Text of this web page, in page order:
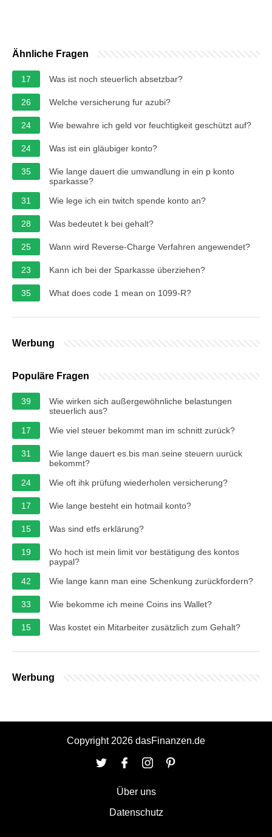
Ähnliche Fragen
17 Was ist noch steuerlich absetzbar?
26 Welche versicherung fur azubi?
24 Wie bewahre ich geld vor feuchtigkeit geschützt auf?
24 Was ist ein gläubiger konto?
35
Wie lange dauert die umwandlung in ein p konto
sparkasse?
31
Wie lege ich ein twitch spende konto an?
28 Was bedeutet k bei gehalt?
25 Wann wird Reverse-Charge Verfahren angewendet?
23 Kann ich bei der Sparkasse überziehen?
35 What does code 1 mean on 1099-R?
Werbung
Populäre Fragen
39
Wie wirken sich außergewöhnliche belastungen
steuerlich aus?
17
Wie viel steuer bekommt man im schnitt zurück?
31
Wie lange dauert es.bis man.seine steuern uurück
bekommt?
24
Wie oft ihk prüfung wiederholen versicherung?
17 Wie lange besteht ein hotmail konto?
15 Was sind etfs erklärung?
19
Wo hoch ist mein limit vor bestätigung des kontos
paypal?
42
Wie lange kann man eine Schenkung zurückfordern?
33 Wie bekomme ich meine Coins ins Wallet?
15 Was kostet ein Mitarbeiter zusätzlich zum Gehalt?
Werbung
Copyright 2026 dasFinanzen.de
Über uns
Datenschutz